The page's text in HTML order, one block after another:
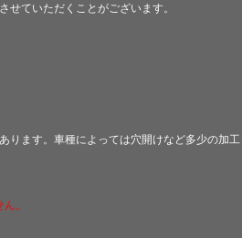
せていただくことがございます。
ります。車種によっては穴開けなど多少の加工
。